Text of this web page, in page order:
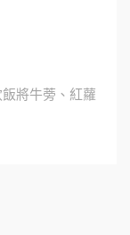
將牛蒡、紅蘿